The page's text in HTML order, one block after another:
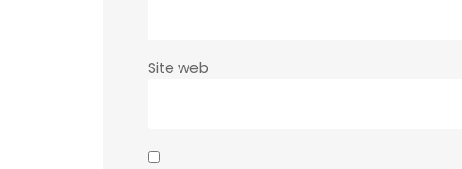
Site web